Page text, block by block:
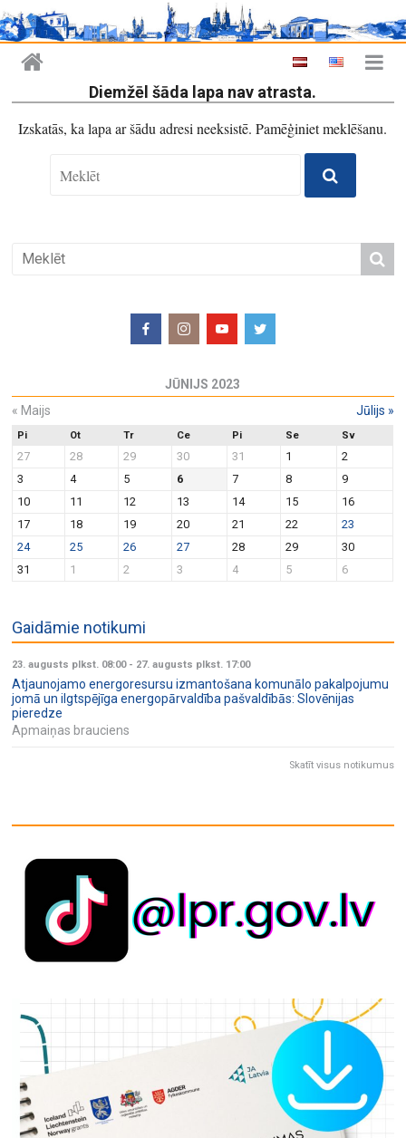
Diemžēl šāda lapa nav atrasta.
Izskatās, ka lapa ar šādu adresi neeksistē. Pamēģiniet meklēšanu.
JŪNIJS 2023
« Maijs Jūlijs »
Pi Ot Tr Ce Pi Se Sv
27 28 29 30 31 1
2
3
4 5 6 7 8
9
10
11 12 13 14 15
16
17
18 19 20 21 22
23
24
25 26 27 28 29
30
31
1 2 3 4 5 6
Gaidāmie notikumi
23. augusts plkst. 08:00- 27. augusts plkst. 17:00
Atjaunojamo energoresursu izmantošana komunālo pakalpojumu
jomā un ilgtspējīga energopārvaldība pašvaldībās: Slovēnijas
pieredze
Apmaiņas brauciens
Skatīt visus notikumus